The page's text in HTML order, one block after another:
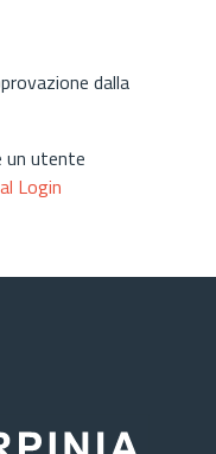
dalla
un utente
Login